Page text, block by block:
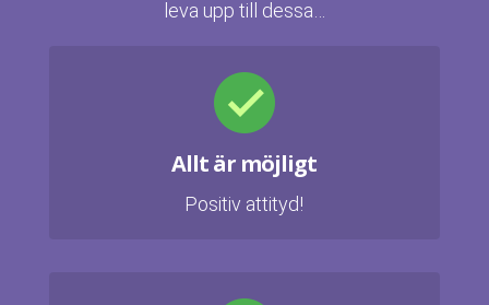
leva upp till dessa…
Allt är möjligt
Positiv attityd!